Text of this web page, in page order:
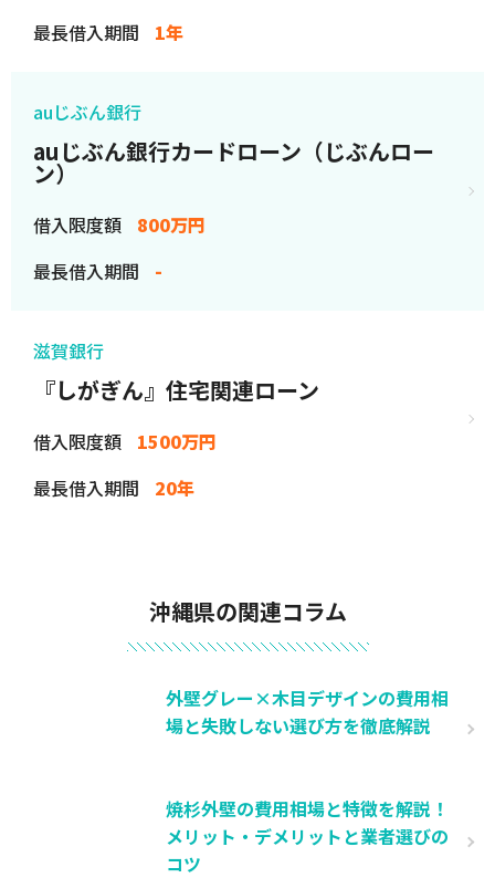
最長借入期間
1年
auじぶん銀行
auじぶん銀行カードローン（じぶんロー
ン）
借入限度額
800万円
最長借入期間
-
滋賀銀行
『しがぎん』住宅関連ローン
借入限度額
1500万円
最長借入期間
20年
沖縄県の関連コラム
外壁グレー×木目デザインの費用相
場と失敗しない選び方を徹底解説
焼杉外壁の費用相場と特徴を解説！
メリット・デメリットと業者選びの
コツ